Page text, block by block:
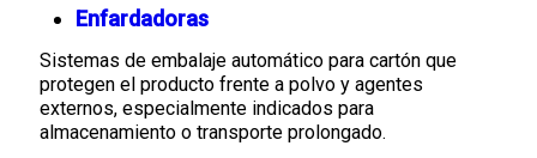
Enfardadoras
Sistemas de embalaje automático para cartón que
protegen el producto frente a polvo y agentes
externos, especialmente indicados para
almacenamiento o transporte prolongado.